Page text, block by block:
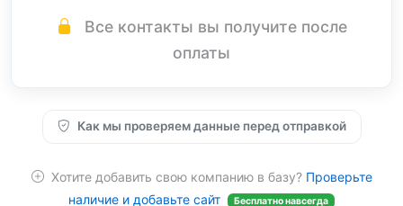
Все контакты вы получите после
оплаты
Как мы проверяем данные перед отправкой
Хотите добавить свою компанию в базу? Проверьте
наличие и добавьте сайт
Бесплатно навсегда